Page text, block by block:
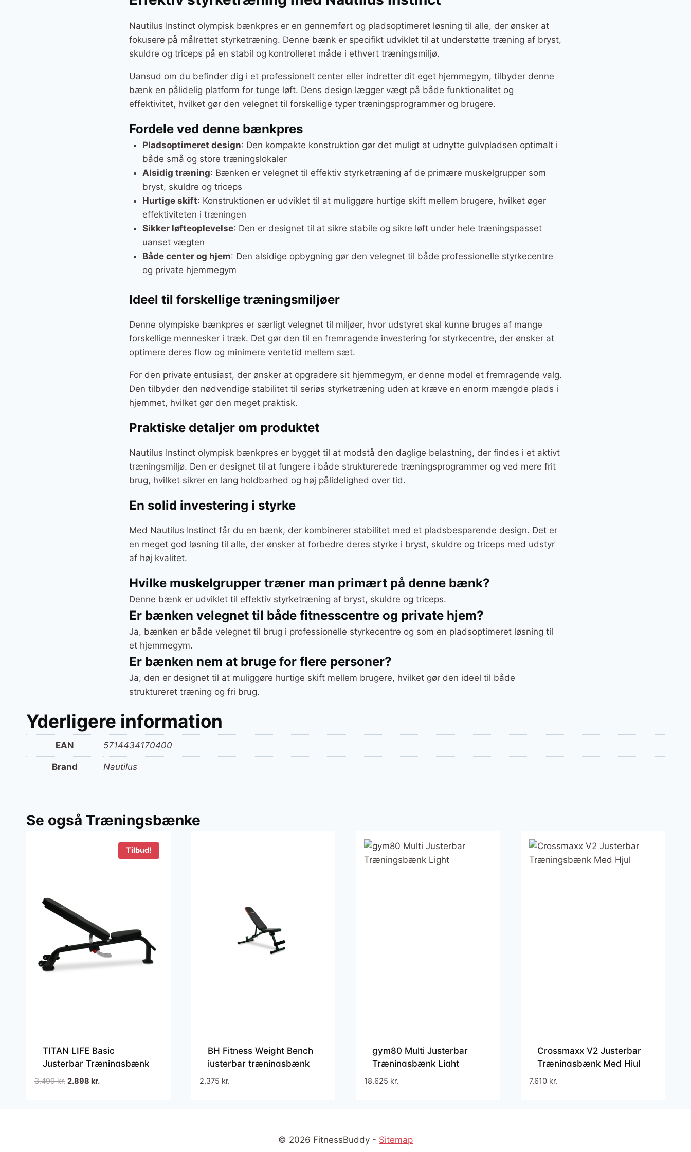
Nautilus Instinct olympisk bænkpres er en gennemført og pladsoptimeret løsning til alle, der ønsker at
fokusere på målrettet styrketræning. Denne bænk er specifikt udviklet til at understøtte træning af bryst,
skuldre og triceps på en stabil og kontrolleret måde i ethvert træningsmiljø.
Uansud om du befinder dig i et professionelt center eller indretter dit eget hjemmegym, tilbyder denne
bænk en pålidelig platform for tunge løft. Dens design lægger vægt på både funktionalitet og
effektivitet, hvilket gør den velegnet til forskellige typer træningsprogrammer og brugere.
Fordele ved denne bænkpres
Pladsoptimeret design: Den kompakte konstruktion gør det muligt at udnytte gulvpladsen optimalt i
både små og store træningslokaler
Alsidig træning: Bænken er velegnet til effektiv styrketræning af de primære muskelgrupper som
bryst, skuldre og triceps
Hurtige skift: Konstruktionen er udviklet til at muliggøre hurtige skift mellem brugere, hvilket øger
effektiviteten i træningen
Sikker løfteoplevelse: Den er designet til at sikre stabile og sikre løft under hele træningspasset
uanset vægten
Både center og hjem: Den alsidige opbygning gør den velegnet til både professionelle styrkecentre
og private hjemmegym
Ideel til forskellige træningsmiljøer
Denne olympiske bænkpres er særligt velegnet til miljøer, hvor udstyret skal kunne bruges af mange
forskellige mennesker i træk. Det gør den til en fremragende investering for styrkecentre, der ønsker at
optimere deres flow og minimere ventetid mellem sæt.
For den private entusiast, der ønsker at opgradere sit hjemmegym, er denne model et fremragende valg.
Den tilbyder den nødvendige stabilitet til seriøs styrketræning uden at kræve en enorm mængde plads i
hjemmet, hvilket gør den meget praktisk.
Praktiske detaljer om produktet
Nautilus Instinct olympisk bænkpres er bygget til at modstå den daglige belastning, der findes i et aktivt
træningsmiljø. Den er designet til at fungere i både strukturerede træningsprogrammer og ved mere frit
brug, hvilket sikrer en lang holdbarhed og høj pålidelighed over tid.
En solid investering i styrke
Med Nautilus Instinct får du en bænk, der kombinerer stabilitet med et pladsbesparende design. Det er
en meget god løsning til alle, der ønsker at forbedre deres styrke i bryst, skuldre og triceps med udstyr
af høj kvalitet.
Hvilke muskelgrupper træner man primært på denne bænk?
Denne bænk er udviklet til effektiv styrketræning af bryst, skuldre og triceps.
Er bænken velegnet til både fitnesscentre og private hjem?
Ja, bænken er både velegnet til brug i professionelle styrkecentre og som en pladsoptimeret løsning til
et hjemmegym.
Er bænken nem at bruge for flere personer?
Ja, den er designet til at muliggøre hurtige skift mellem brugere, hvilket gør den ideel til både
struktureret træning og fri brug.
Yderligere information
EAN 5714434170400
Brand Nautilus
Se også Træningsbænke
Tilbud!
TITAN LIFE Basic
Justerbar Træningsbænk
3.499kr. Den
2.898 kr.Den
BH Fitness Weight Bench
justerbar træningsbænk
360 kg maks. belastning
2.375 kr.
gym80 Multi Justerbar
Træningsbænk Light
18.625 kr.
Crossmaxx V2 Justerbar
Træningsbænk Med Hjul
7.610 kr.
© 2026 FitnessBuddy - Sitemap